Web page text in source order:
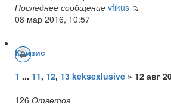
Последнее сообщение vfikus
08 мар 2016, 10:57
Кризис
1 ... 11, 12, 13 keksexlusive » 12 авг
126 Ответов